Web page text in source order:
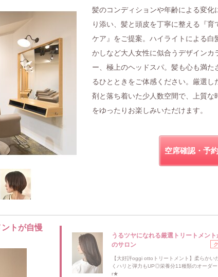
髪のコンディションや年齢による変化
り添い、髪と頭皮を丁寧に整える『育
ケア』をご提案。ハイライトによる白
かしなど大人女性に似合うデザインカ
ー、極上のヘッドスパ。髪も心も満た
るひとときをご体感ください。厳選し
剤と落ち着いた少人数空間で、上質な
をゆったりお楽しみいただけます。
空席確認・予
トが自慢
うるツヤになれる厳選トリートメント
のサロン
【大好評oggi ottoトリートメント】柔らかい
くハリと弾力もUP◎栄養分11種類のオーダ
r★